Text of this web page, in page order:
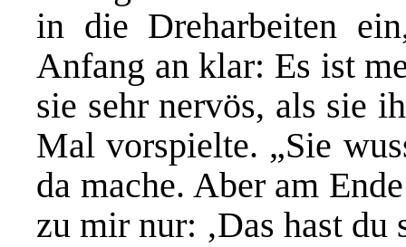
in die Dreharbeiten
Anfang an klar: Es ist
sie sehr nervös, als sie
Mal vorspielte. „Sie
da mache. Aber am
zu mir nur: ‚Das hast du